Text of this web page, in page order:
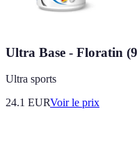
Ultra Base - Floratin
Ultra sports
24.1 EURVoir le prix